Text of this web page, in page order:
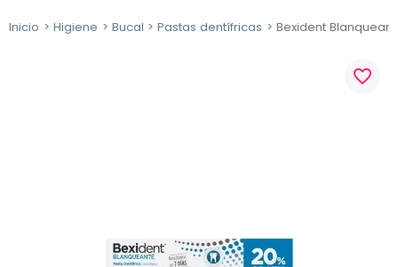
Inicio Higiene Bucal Pastas dentífricas Bexident
favorite_border